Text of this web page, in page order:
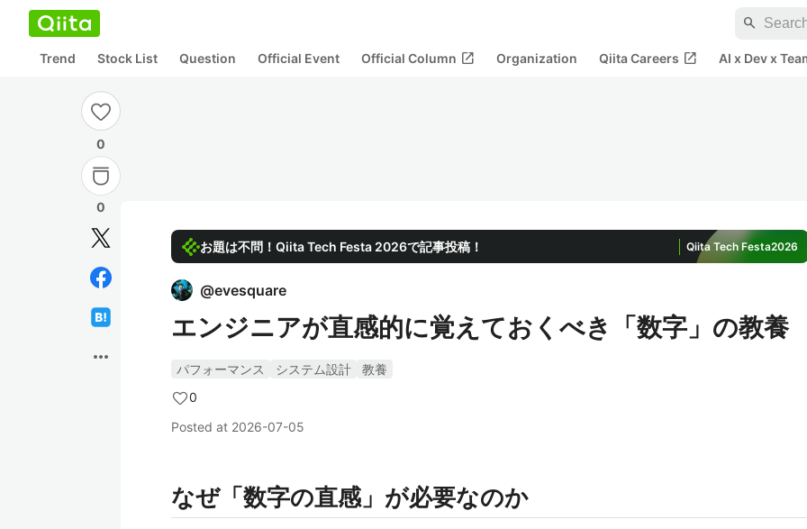
search
Trend Stock List Question Official Event Official Column open_in_new Organization Qiita Careers open_in_new AI x Dev x
0
0
more_horiz
お題は不問！Qiita Tech Festa 2026で記事投稿！ Qiita Tech Festa2026
@evesquare
エンジニアが直感的に覚えておくべき「数字」の教養
パフォーマンス システム設計
教養
0
Posted at 2026-07-05
なぜ「数字の直感」が必要なのか